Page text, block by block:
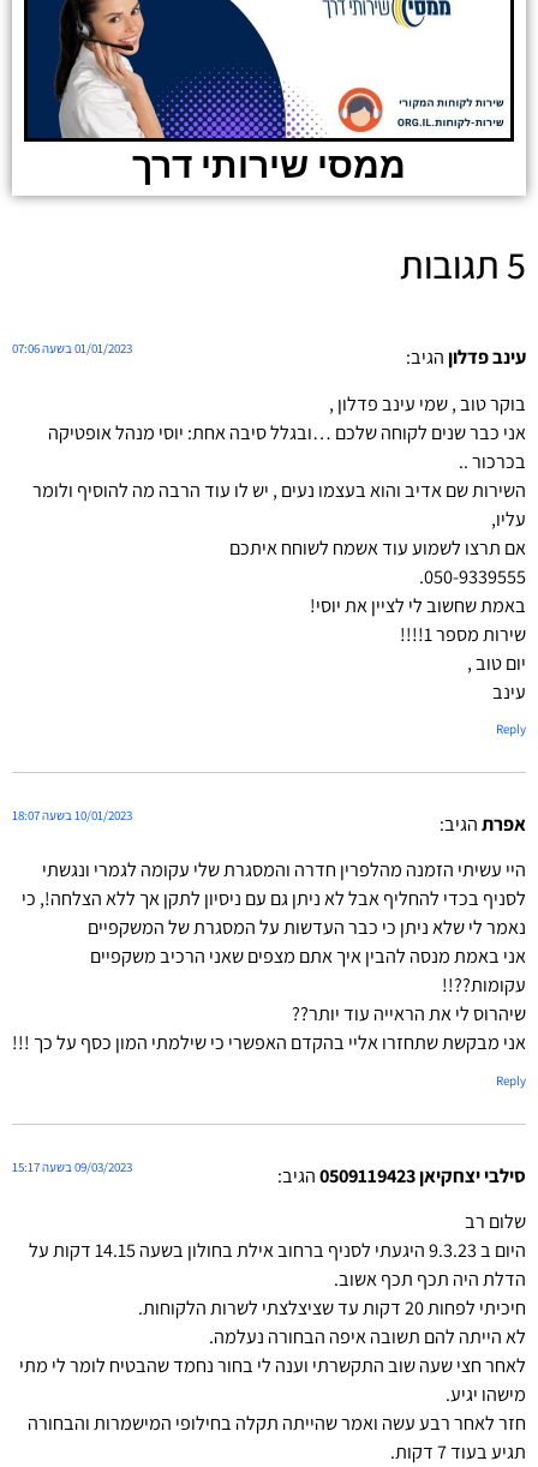
ממסי שירותי דרך
5 תגובות
עינב פדלוןהגיב: 01/01/2023 בשעה 07:06
בוקר טוב , שמי עינב פדלון ,
אני כבר שנים לקוחה שלכם …ובגלל סיבה אחת: יוסי מנהל אופטיקה
בכרכור ..
השירות שם אדיב והוא בעצמו נעים , יש לו עוד הרבה מה להוסיף ולומר
עליו,
אם תרצו לשמוע עוד אשמח לשוחח איתכם
050-9339555.
באמת שחשוב לי לציין את יוסי!
שירות מספר 1!!!!
יום טוב ,
עינב
Reply
אפרתהגיב: 10/01/2023 בשעה 18:07
היי עשיתי הזמנה מהלפרין חדרה והמסגרת שלי עקומה לגמרי ונגשתי
לסניף בכדי להחליף אבל לא ניתן גם עם ניסיון לתקן אך ללא הצלחה!, כי
נאמר לי שלא ניתן כי כבר העדשות על המסגרת של המשקפיים
אני באמת מנסה להבין איך אתם מצפים שאני הרכיב משקפיים
עקומות??!!
שיהרוס לי את הראייה עוד יותר??
אני מבקשת שתחזרו אליי בהקדם האפשרי כי שילמתי המון כסף על כך !!!
Reply
סילבי יצחקיאן 0509119423 הגיב: 09/03/2023 בשעה 15:17
שלום רב
היום ב 9.3.23 היגעתי לסניף ברחוב אילת בחולון בשעה 14.15 דקות על
הדלת היה תכף תכף אשוב.
חיכיתי לפחות 20 דקות עד שציצלצתי לשרות הלקוחות.
לא הייתה להם תשובה איפה הבחורה נעלמה.
לאחר חצי שעה שוב התקשרתי וענה לי בחור נחמד שהבטיח לומר לי מתי
מישהו יגיע.
חזר לאחר רבע עשה ואמר שהייתה תקלה בחילופי המישמרות והבחורה
תגיע בעוד 7 דקות.